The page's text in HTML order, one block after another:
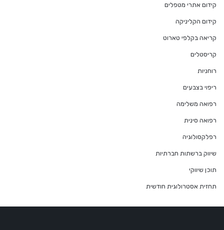
קידום אתרי מטפלים
קידום הקליניקה
קריאה בקלפי טארוט
קריסטלים
רוחניות
ריפוי בצבעים
רפואה משלימה
רפואה סינית
רפלקסולוגיה
שיווק ברשתות חברתיות
תוכן שיווקי
תחזית אסטרולוגית חודשית